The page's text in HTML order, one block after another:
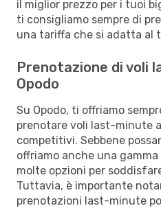
il miglior prezzo per i tuoi
ti consigliamo sempre di
una tariffa che si adatta al
Prenotazione di voli
Opodo
Su Opodo, ti offriamo
prenotare voli last-minute
competitivi. Sebbene
offriamo anche una
molte opzioni per
Tuttavia, è importante
prenotazioni last-minute